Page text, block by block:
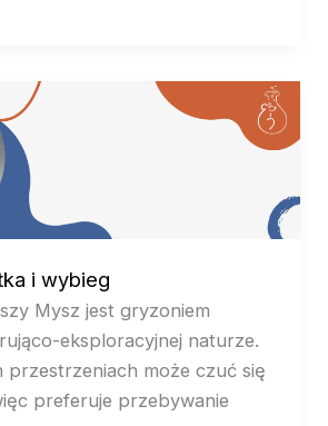
i wybieg
Mysz jest gryzoniem
eksploracyjnej naturze.
przestrzeniach może czuć się
preferuje przebywanie